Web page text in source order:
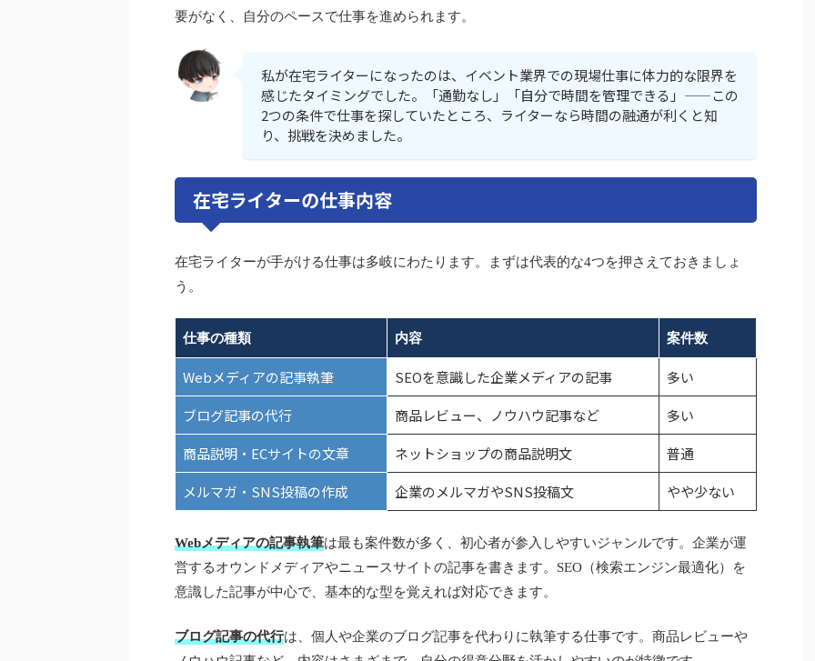
要がなく、自分のペースで仕事を進められます。
私が在宅ライターになったのは、イベント業界での現場仕事に体力的な限界を
感じたタイミングでした。「通勤なし」「自分で時間を管理できる」——この
2つの条件で仕事を探していたところ、ライターなら時間の融通が利くと知
り、挑戦を決めました。
在宅ライターの仕事内容
在宅ライターが手がける仕事は多岐にわたります。まずは代表的な4つを押さえておきましょ
う。
仕事の種類 内容 案件数
Webメディアの記事執筆 SEOを意識した企業メディアの記事
多い
ブログ記事の代行
商品レビュー、ノウハウ記事など
多い
商品説明・ECサイトの文章
ネットショップの商品説明文
普通
メルマガ・SNS投稿の作成
企業のメルマガやSNS投稿文 やや少ない
Webメディアの記事執筆は最も案件数が多く、初心者が参入しやすいジャンルです。企業が運
営するオウンドメディアやニュースサイトの記事を書きます。SEO（検索エンジン最適化）を
意識した記事が中心で、基本的な型を覚えれば対応できます。
ブログ記事の代行は、個人や企業のブログ記事を代わりに執筆する仕事です。商品レビューや